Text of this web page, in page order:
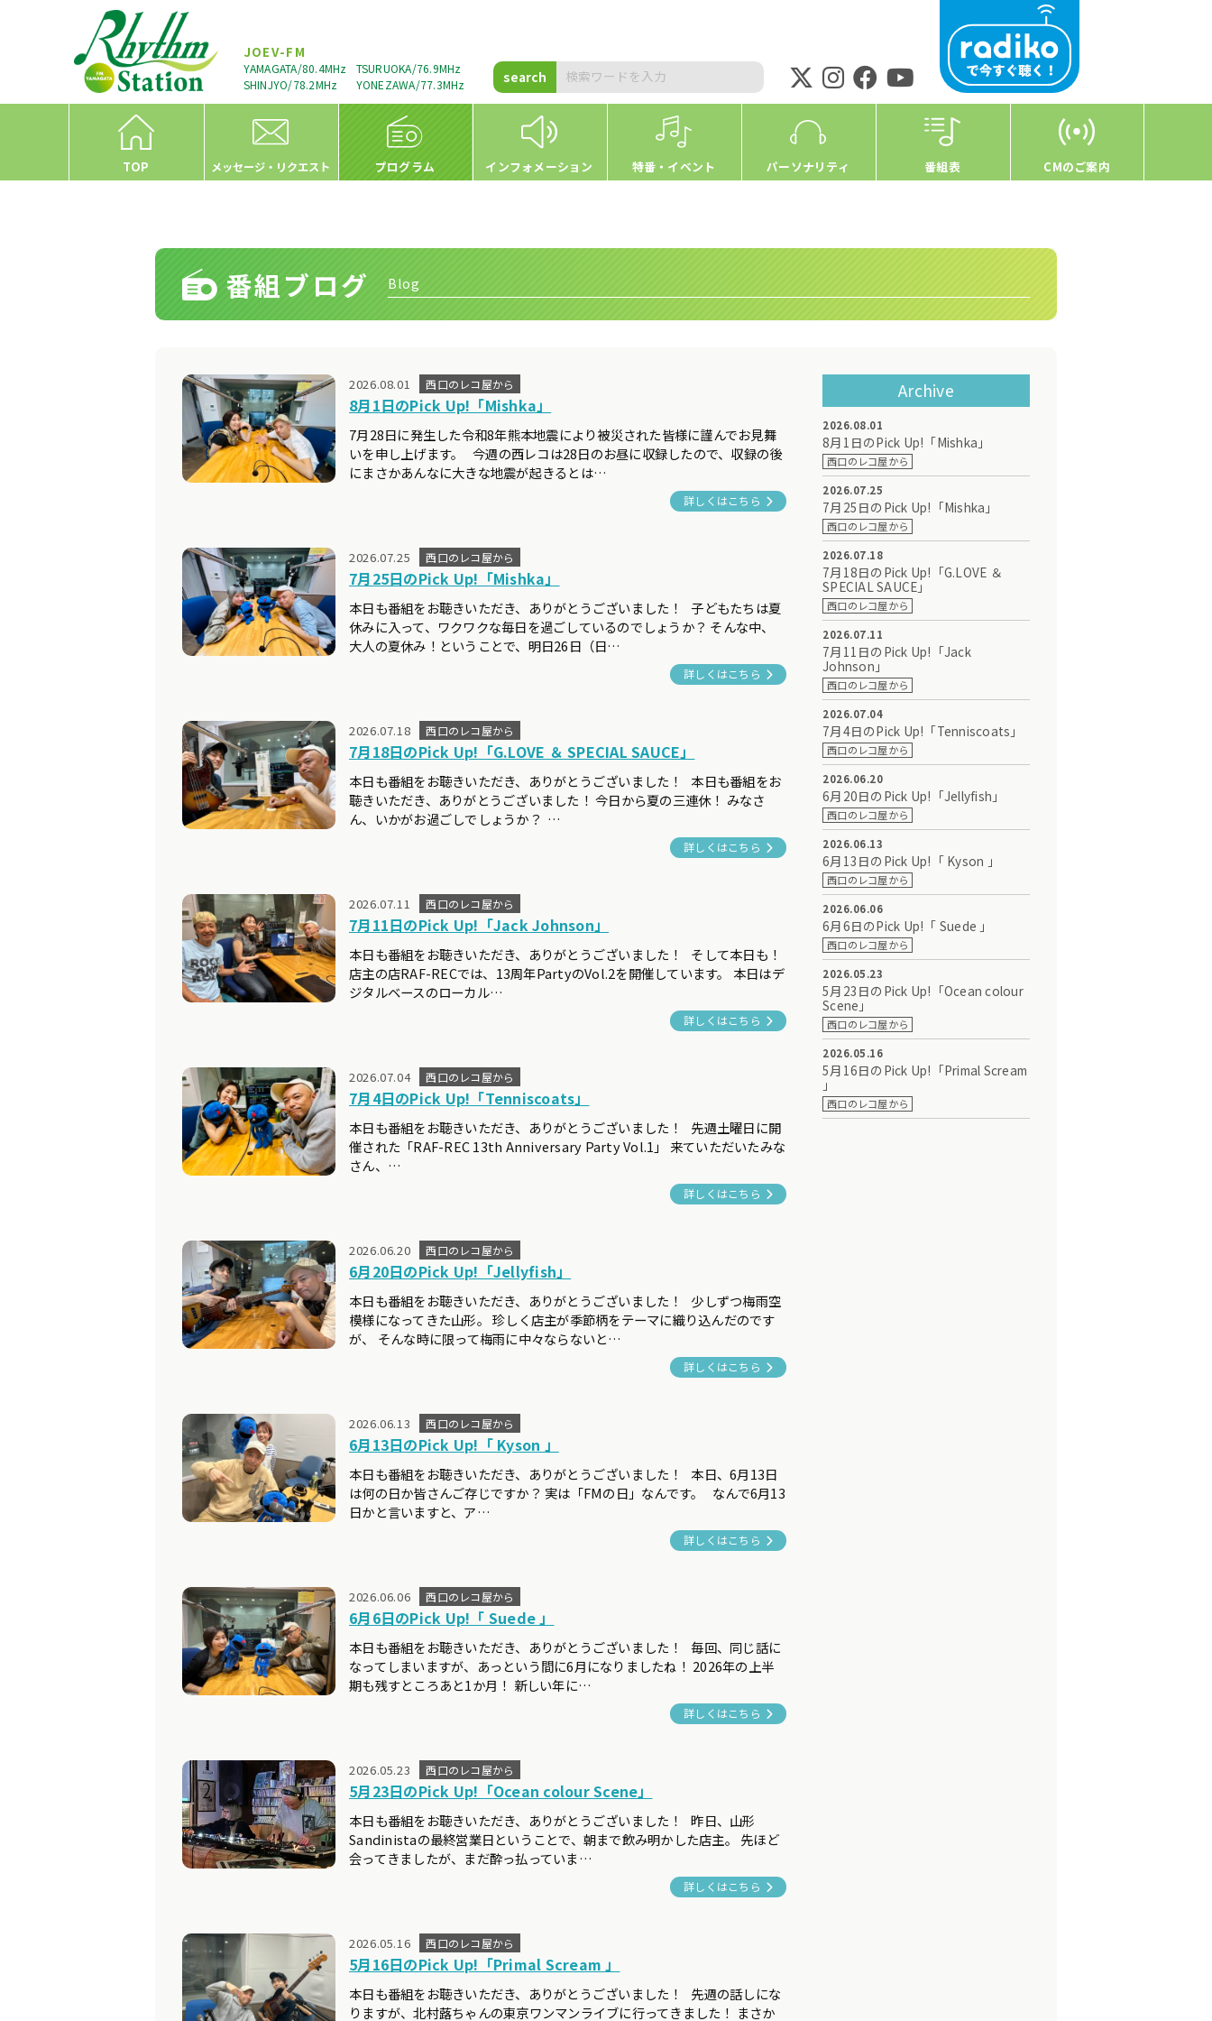
JOEV-FM
YAMAGATA/80.4MHz
TSURUOKA/76.9MHz
SHINJYO/78.2MHz
YONEZAWA/77.3MHz search
TOP メッセージ・リクエスト プログラム インフォメーション 特番・イベント パーソナリティ 番組表 CMのご案内
番組ブログ Blog
2026.08.01 西口のレコ屋から
8月1日のPick Up!「Mishka」
7月28日に発生した令和8年熊本地震により被災された皆様に謹んでお見舞
いを申し上げます。 今週の西レコは28日のお昼に収録したので、収録の後
にまさかあんなに大きな地震が起きるとは…
詳しくはこちら
2026.07.25 西口のレコ屋から
7月25日のPick Up!「Mishka」
本日も番組をお聴きいただき、ありがとうございました！ 子どもたちは夏
休みに入って、ワクワクな毎日を過ごしているのでしょうか？ そんな中、
大人の夏休み！ということで、明日26日（日…
詳しくはこちら
2026.07.18 西口のレコ屋から
7月18日のPick Up!「G.LOVE ＆ SPECIAL SAUCE」
本日も番組をお聴きいただき、ありがとうございました！ 本日も番組をお
聴きいただき、ありがとうございました！ 今日から夏の三連休！ みなさ
ん、いかがお過ごしでしょうか？ …
詳しくはこちら
2026.07.11 西口のレコ屋から
7月11日のPick Up!「Jack Johnson」
本日も番組をお聴きいただき、ありがとうございました！ そして本日も！
店主の店RAF-RECでは、13周年PartyのVol.2を開催しています。 本日はデ
ジタルベースのローカル…
詳しくはこちら
2026.07.04 西口のレコ屋から
7月4日のPick Up!「Tenniscoats」
本日も番組をお聴きいただき、ありがとうございました！ 先週土曜日に開
催された「RAF-REC 13th Anniversary Party Vol.1」 来ていただいたみな
さん、…
詳しくはこちら
2026.06.20 西口のレコ屋から
6月20日のPick Up!「Jellyfish」
本日も番組をお聴きいただき、ありがとうございました！ 少しずつ梅雨空
模様になってきた山形。 珍しく店主が季節柄をテーマに織り込んだのです
が、 そんな時に限って梅雨に中々ならないと…
詳しくはこちら
2026.06.13 西口のレコ屋から
6月13日のPick Up!「 Kyson 」
本日も番組をお聴きいただき、ありがとうございました！ 本日、6月13日
は何の日か皆さんご存じですか？ 実は「FMの日」なんです。 なんで6月13
日かと言いますと、ア…
詳しくはこちら
2026.06.06 西口のレコ屋から
6月6日のPick Up!「 Suede 」
本日も番組をお聴きいただき、ありがとうございました！ 毎回、同じ話に
なってしまいますが、あっという間に6月になりましたね！ 2026年の上半
期も残すところあと1か月！ 新しい年に…
詳しくはこちら
2026.05.23 西口のレコ屋から
5月23日のPick Up!「Ocean colour Scene」
本日も番組をお聴きいただき、ありがとうございました！ 昨日、山形
Sandinistaの最終営業日ということで、朝まで飲み明かした店主。 先ほど
会ってきましたが、まだ酔っ払っていま…
詳しくはこちら
2026.05.16 西口のレコ屋から
5月16日のPick Up!「Primal Scream 」
本日も番組をお聴きいただき、ありがとうございました！ 先週の話しにな
りますが、北村蕗ちゃんの東京ワンマンライブに行ってきました！ まさか
Archive
2026.08.01
8月1日のPick Up!「Mishka」
西口のレコ屋から
2026.07.25
7月25日のPick Up!「Mishka」
西口のレコ屋から
2026.07.18
7月18日のPick Up!「G.LOVE ＆
SPECIAL SAUCE」
西口のレコ屋から
2026.07.11
7月11日のPick Up!「Jack
Johnson」
西口のレコ屋から
2026.07.04
7月4日のPick Up!「Tenniscoats」
西口のレコ屋から
2026.06.20
6月20日のPick Up!「Jellyfish」
西口のレコ屋から
2026.06.13
6月13日のPick Up!「 Kyson 」
西口のレコ屋から
2026.06.06
6月6日のPick Up!「 Suede 」
西口のレコ屋から
2026.05.23
5月23日のPick Up!「Ocean colour
Scene」
西口のレコ屋から
2026.05.16
5月16日のPick Up!「Primal Scream
」
西口のレコ屋から